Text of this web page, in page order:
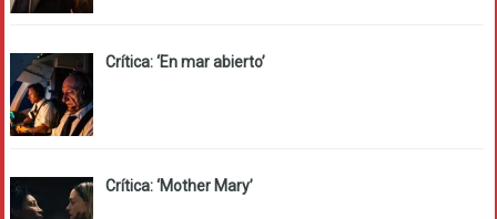
Crítica: ‘En mar abierto’
Crítica: ‘Mother Mary’